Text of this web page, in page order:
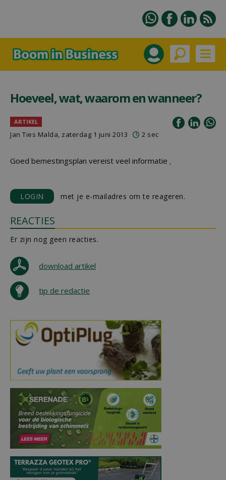
Hoeveel, wat, waarom en wanneer?
ARTIKEL
Jan Ties Malda, zaterdag 1 juni 2013 2 sec
Goed bemestingsplan vereist veel informatie .
LOGIN met je e-mailadres om te reageren.
REACTIES
Er zijn nog geen reacties.
download artikel
tip de redactie